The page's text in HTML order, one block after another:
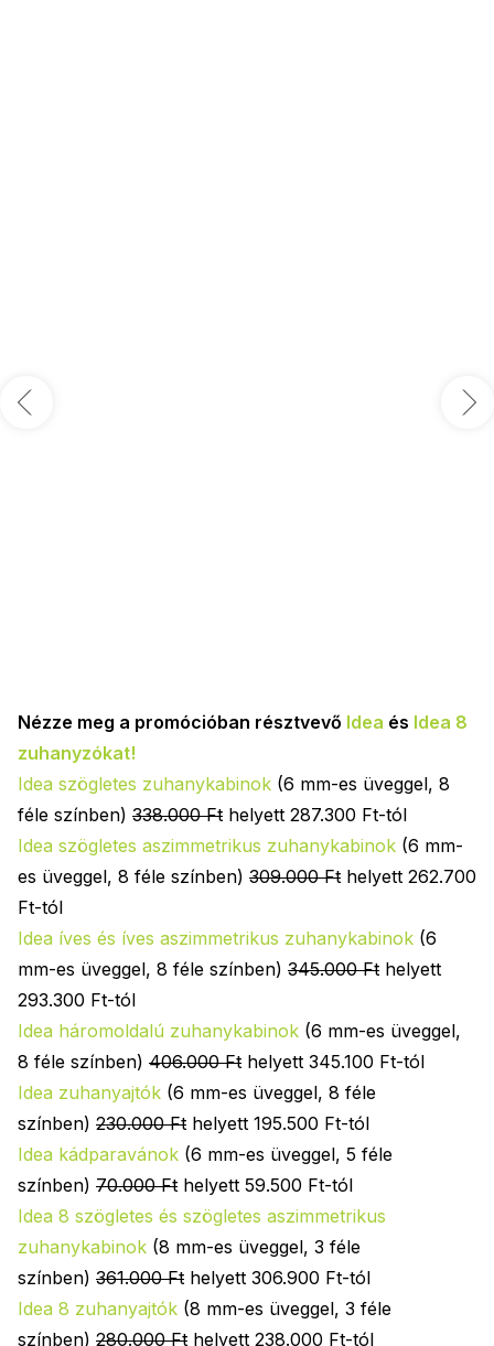
Nézze meg a promócióban résztvevő Idea és Idea 8
zuhanyzókat!
Idea szögletes zuhanykabinok (6 mm-es üveggel, 8
féle színben) 338.000 Ft helyett 287.300 Ft-tól
Idea szögletes aszimmetrikus zuhanykabinok (6 mm-
es üveggel, 8 féle színben) 309.000 Ft helyett 262.700
Ft-tól
Idea íves és íves aszimmetrikus zuhanykabinok (6
mm-es üveggel, 8 féle színben) 345.000 Ft helyett
293.300 Ft-tól
Idea háromoldalú zuhanykabinok (6 mm-es üveggel,
8 féle színben) 406.000 Ft helyett 345.100 Ft-tól
Idea zuhanyajtók (6 mm-es üveggel, 8 féle
színben) 230.000 Ft helyett 195.500 Ft-tól
Idea kádparavánok (6 mm-es üveggel, 5 féle
színben) 70.000 Ft helyett 59.500 Ft-tól
Idea 8 szögletes és szögletes aszimmetrikus
zuhanykabinok (8 mm-es üveggel, 3 féle
színben) 361.000 Ft helyett 306.900 Ft-tól
Idea 8 zuhanyajtók (8 mm-es üveggel, 3 féle
színben) 280.000 Ft helyett 238.000 Ft-tól